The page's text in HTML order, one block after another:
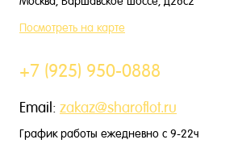
Посмотреть на карте
+7 (925) 950-0888
Email: zakaz@sharoflot.ru
График работы ежедневно с 9-22ч